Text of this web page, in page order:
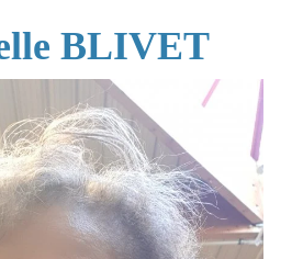
BLIVET